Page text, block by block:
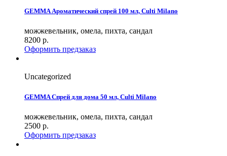
GEMMA Ароматический спрей 100 мл, Culti Milano
можжевельник, омела, пихта, сандал
8200 р.
Оформить предзаказ
Uncategorized
GEMMA Спрей для дома 50 мл, Culti Milano
можжевельник, омела, пихта, сандал
2500 р.
Оформить предзаказ